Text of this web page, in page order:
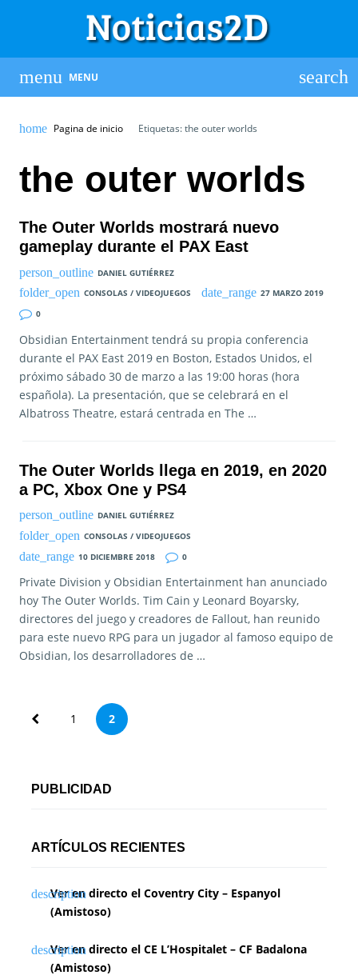
MENU
Pagina de inicio Etiquetas: the outer worlds
the outer worlds
The Outer Worlds mostrará nuevo
gameplay durante el PAX East
DANIEL GUTIÉRREZ
CONSOLAS / VIDEOJUEGOS
27 MARZO 2019
0
Obsidian Entertainment tendrá su propia conferencia
durante el PAX East 2019 en Boston, Estados Unidos, el
próximo sábado 30 de marzo a las 19:00 horas (hora
española). La presentación, que se celebrará en el
Albatross Theatre, estará centrada en The …
The Outer Worlds llega en 2019, en 2020
a PC, Xbox One y PS4
DANIEL GUTIÉRREZ
CONSOLAS / VIDEOJUEGOS
10 DICIEMBRE 2018
0
Private Division y Obsidian Entertainment han anunciado
hoy The Outer Worlds. Tim Cain y Leonard Boyarsky,
directores del juego y creadores de Fallout, han reunido
para este nuevo RPG para un jugador al famoso equipo de
Obsidian, los desarrolladores de …
P
g
n
c
ó
1 2
PUBLICIDAD
ARTÍCULOS RECIENTES
Ver en directo el Coventry City – Espanyol
(Amistoso)
Ver en directo el CE L’Hospitalet – CF Badalona
(Amistoso)